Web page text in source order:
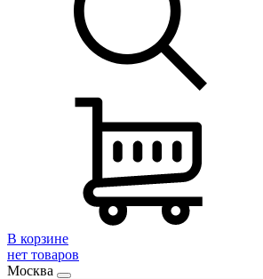
В корзине
нет товаров
Москва